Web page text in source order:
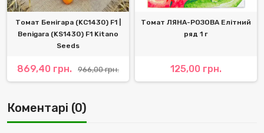
Томат Бенігара (KC1430) F1 |
Benigara (KS1430) F1 Kitano
Seeds
869,40 грн. 966,00 грн.
Томат ЛЯНА-РОЗОВА Елітний
ряд 1 г
125,00 грн.
Коментарі (0)